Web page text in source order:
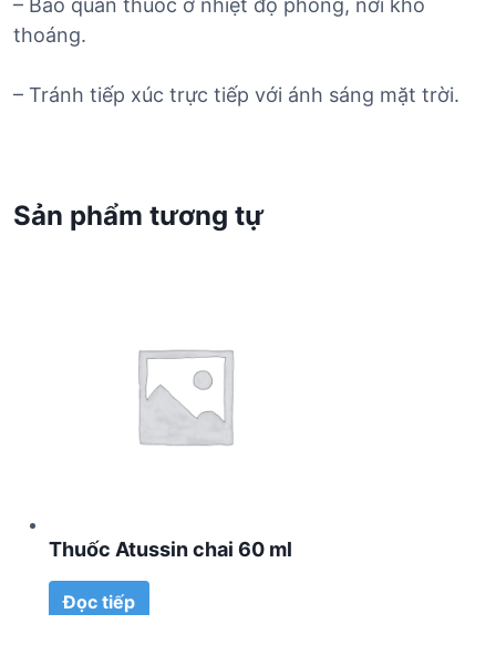
– Bảo quản thuốc ở nhiệt độ phòng, nơi khô
thoáng.
– Tránh tiếp xúc trực tiếp với ánh sáng mặt trời.
Sản phẩm tương tự
Thuốc Atussin chai 60 ml
Đọc tiếp